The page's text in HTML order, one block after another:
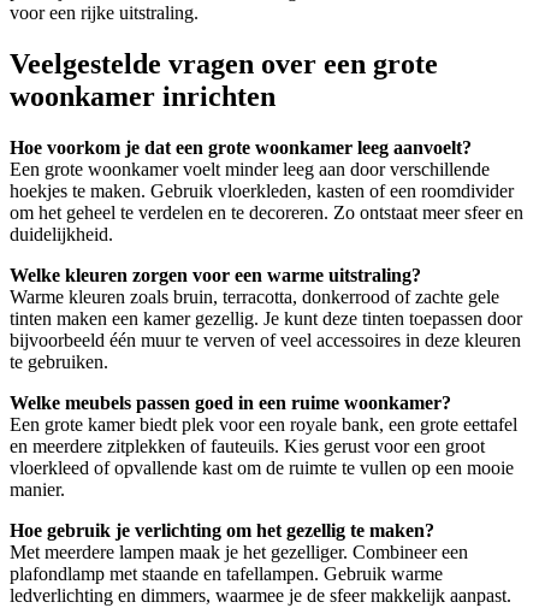
voor een rijke uitstraling.
Veelgestelde vragen over een grote
woonkamer inrichten
Hoe voorkom je dat een grote woonkamer leeg aanvoelt?
Een grote woonkamer voelt minder leeg aan door verschillende
hoekjes te maken. Gebruik vloerkleden, kasten of een roomdivider
om het geheel te verdelen en te decoreren. Zo ontstaat meer sfeer en
duidelijkheid.
Welke kleuren zorgen voor een warme uitstraling?
Warme kleuren zoals bruin, terracotta, donkerrood of zachte gele
tinten maken een kamer gezellig. Je kunt deze tinten toepassen door
bijvoorbeeld één muur te verven of veel accessoires in deze kleuren
te gebruiken.
Welke meubels passen goed in een ruime woonkamer?
Een grote kamer biedt plek voor een royale bank, een grote eettafel
en meerdere zitplekken of fauteuils. Kies gerust voor een groot
vloerkleed of opvallende kast om de ruimte te vullen op een mooie
manier.
Hoe gebruik je verlichting om het gezellig te maken?
Met meerdere lampen maak je het gezelliger. Combineer een
plafondlamp met staande en tafellampen. Gebruik warme
ledverlichting en dimmers, waarmee je de sfeer makkelijk aanpast.